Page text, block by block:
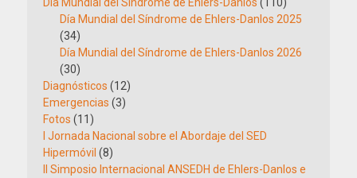
Día Mundial del Síndrome de Ehlers-Danlos 2025
(34)
Día Mundial del Síndrome de Ehlers-Danlos 2026
(30)
Diagnósticos (12)
Emergencias (3)
Fotos (11)
I Jornada Nacional sobre el Abordaje del SED
Hipermóvil (8)
II Simposio Internacional ANSEDH de Ehlers-Danlos e